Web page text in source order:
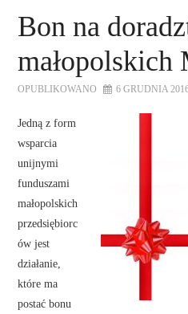
Bon na
małopolskich
OPUBLIKOWANO 6 GRUDNIA
Jedną z form
wsparcia
unijnymi
funduszami
małopolskich
przedsiębiorc
ów jest
działanie,
które ma
postać bonu